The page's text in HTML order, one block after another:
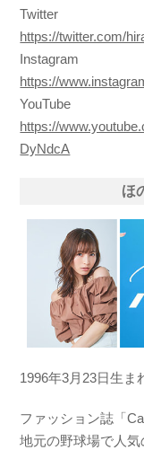
Twitter
https://twitter.com/
Instagram
https://
YouTube
https://
DyNdcA
ほ
1996年3月23日生ま
ファッション誌「
地元の野球場で人気